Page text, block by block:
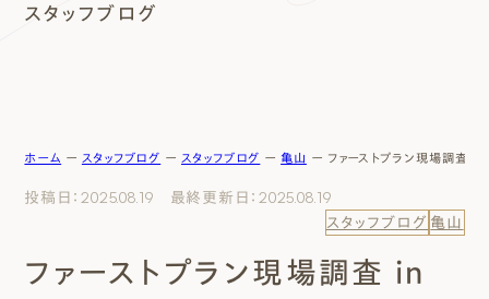
施工事例
エムズのこと
0120-40-6613
スタッフブログ
ホーム ー スタッフブログ ー スタッフブログ ー 亀山 ー ファーストプラン現場調査
投稿日：2025.08.19 最終更新日：2025.08.19
スタッフブログ 亀山
ファーストプラン現場調査 in